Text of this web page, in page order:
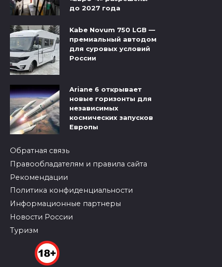
до 2027 года
Kabe Novum 750 LGB —
премиальный автодом
для суровых условий
России
Ariane 6 открывает
новые горизонты для
независимых
космических запусков
Европы
Обратная связь
Правообладателям и правила сайта
Рекомендации
Политика конфиденциальности
Информационные партнеры
Новости России
Туризм